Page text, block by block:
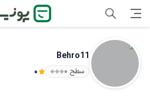
Behro11
سطح ۰ 0